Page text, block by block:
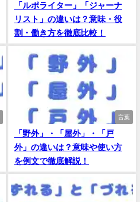
「ルポライター」「ジャーナ
リスト」の違いは？意味・役
割・働き方を徹底比較！
言葉
「野外」・「屋外」・「戸
外」の違いは？意味や使い方
を例文で徹底解説！